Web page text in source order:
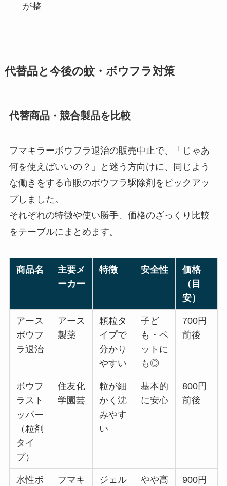
が整
代替品と今後の蚊・ボウフラ対策
代替商品・競合製品を比較
フマキラーボウフラ退治の販売中止で、「じゃあ
何を使えばいいの？」と迷う方向けに、同じよう
な働きをする市販のボウフラ駆除剤をピックアッ
プしました。
それぞれの特徴や使い勝手、価格のざっくり比較
をテーブルにまとめます。
商品名
主要メ
ーカー
特徴 安全性
価格
（目
安）
アース
ボウフ
ラ退治
アース
製薬
顆粒タ
イプで
分かり
やすい
子ど
も・ペ
ットに
も◎
700円
前後
ボウフ
ラスト
ッパー
（粒剤
タイ
プ）
住友化
学園芸
粒が細
かく沈
みやす
い
基本的
に安心
800円
前後
水性ボ
フマキ
ジェル
やや高
900円